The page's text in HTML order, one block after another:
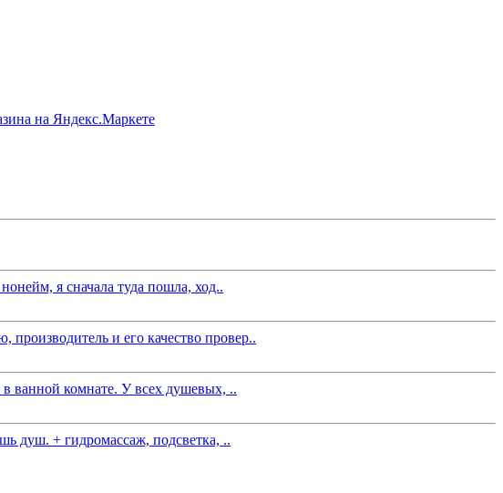
я сначала туда пошла, ход..
и его качество провер..
ванной комнате. У всех душевых, ..
душ. + гидромассаж, подсветка, ..